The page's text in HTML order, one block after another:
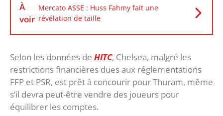
À
voir
Mercato ASSE : Huss Fahmy fait une
révélation de taille
Selon les données de HITC, Chelsea, malgré les
restrictions financières dues aux réglementations
FFP et PSR, est prêt à concourir pour Thuram, même
s’il devra peut-être vendre des joueurs pour
équilibrer les comptes.